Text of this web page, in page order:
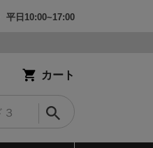
平日10:00~17:00
カート